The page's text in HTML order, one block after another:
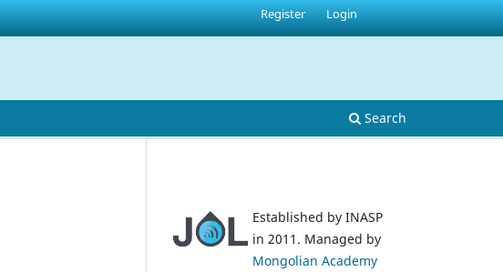
Search
Register Login
Established by INASP
in 2011. Managed by
Mongolian Academy